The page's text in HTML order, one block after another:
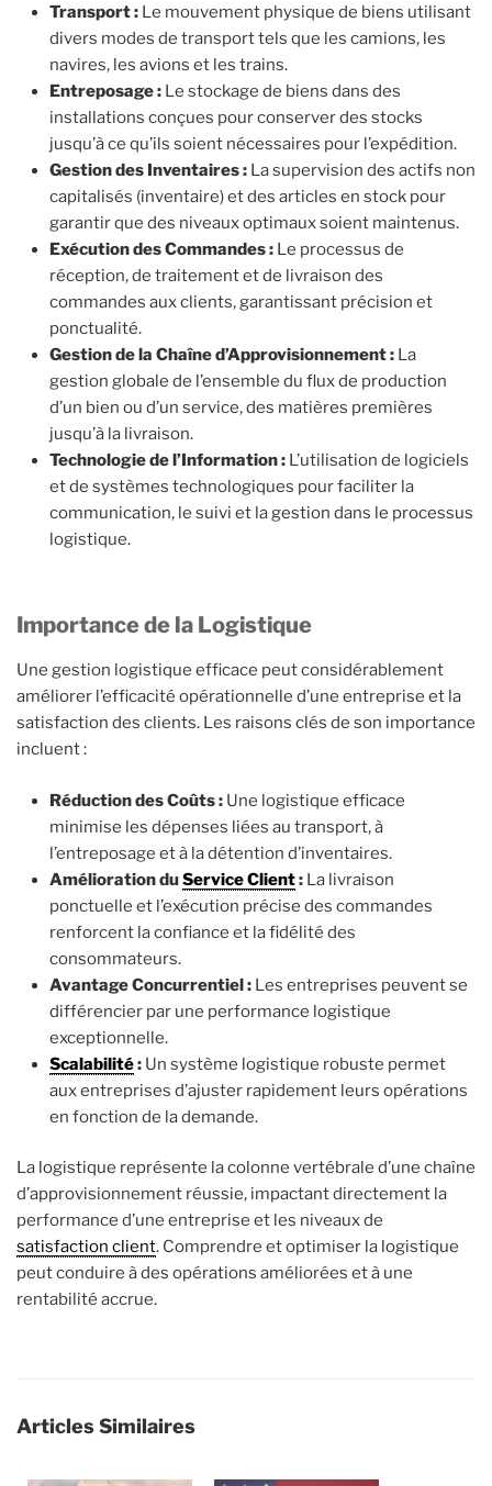
Transport : Le mouvement physique de biens utilisant
divers modes de transport tels que les camions, les
navires, les avions et les trains.
Entreposage : Le stockage de biens dans des
installations conçues pour conserver des stocks
jusqu’à ce qu’ils soient nécessaires pour l’expédition.
Gestion des Inventaires : La supervision des actifs non
capitalisés (inventaire) et des articles en stock pour
garantir que des niveaux optimaux soient maintenus.
Exécution des Commandes : Le processus de
réception, de traitement et de livraison des
commandes aux clients, garantissant précision et
ponctualité.
Gestion de la Chaîne d’Approvisionnement : La
gestion globale de l’ensemble du flux de production
d’un bien ou d’un service, des matières premières
jusqu’à la livraison.
Technologie de l’Information : L’utilisation de logiciels
et de systèmes technologiques pour faciliter la
communication, le suivi et la gestion dans le processus
logistique.
Importance de la Logistique
Une gestion logistique efficace peut considérablement
améliorer l’efficacité opérationnelle d’une entreprise et la
satisfaction des clients. Les raisons clés de son importance
incluent :
Réduction des Coûts : Une logistique efficace
minimise les dépenses liées au transport, à
l’entreposage et à la détention d’inventaires.
Amélioration duService Client: La livraison
ponctuelle et l’exécution précise des commandes
renforcent la confiance et la fidélité des
consommateurs.
Avantage Concurrentiel : Les entreprises peuvent se
différencier par une performance logistique
exceptionnelle.
Scalabilité: Un système logistique robuste permet
aux entreprises d’ajuster rapidement leurs opérations
en fonction de la demande.
La logistique représente la colonne vertébrale d’une chaîne
d’approvisionnement réussie, impactant directement la
performance d’une entreprise et les niveaux de
satisfaction client. Comprendre et optimiser la logistique
peut conduire à des opérations améliorées et à une
rentabilité accrue.
Articles Similaires